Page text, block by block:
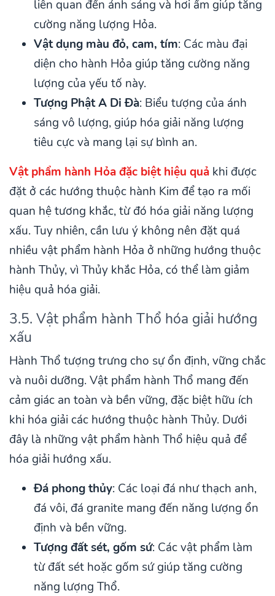
liên quan đến ánh sáng và hơi ấm giúp tăng
cường năng lượng Hỏa.
Vật dụng màu đỏ, cam, tím: Các màu đại
diện cho hành Hỏa giúp tăng cường năng
lượng của yếu tố này.
Tượng Phật A Di Đà: Biểu tượng của ánh
sáng vô lượng, giúp hóa giải năng lượng
tiêu cực và mang lại sự bình an.
Vật phẩm hành Hỏa đặc biệt hiệu quả khi được
đặt ở các hướng thuộc hành Kim để tạo ra mối
quan hệ tương khắc, từ đó hóa giải năng lượng
xấu. Tuy nhiên, cần lưu ý không nên đặt quá
nhiều vật phẩm hành Hỏa ở những hướng thuộc
hành Thủy, vì Thủy khắc Hỏa, có thể làm giảm
hiệu quả hóa giải.
3.5. Vật phẩm hành Thổ hóa giải hướng
xấu
Hành Thổ tượng trưng cho sự ổn định, vững chắc
và nuôi dưỡng. Vật phẩm hành Thổ mang đến
cảm giác an toàn và bền vững, đặc biệt hữu ích
khi hóa giải các hướng thuộc hành Thủy. Dưới
đây là những vật phẩm hành Thổ hiệu quả để
hóa giải hướng xấu.
Đá phong thủy: Các loại đá như thạch anh,
đá vôi, đá granite mang đến năng lượng ổn
định và bền vững.
Tượng đất sét, gốm sứ: Các vật phẩm làm
từ đất sét hoặc gốm sứ giúp tăng cường
năng lượng Thổ.